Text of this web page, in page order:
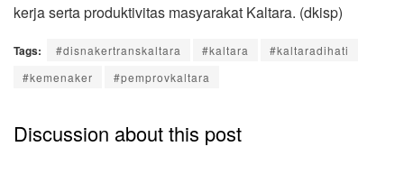
kerja serta produktivitas masyarakat Kaltara. (dkisp)
Tags: #disnakertranskaltara #kaltara
#kaltaradihati
#kemenaker
#pemprovkaltara
Discussion about this post